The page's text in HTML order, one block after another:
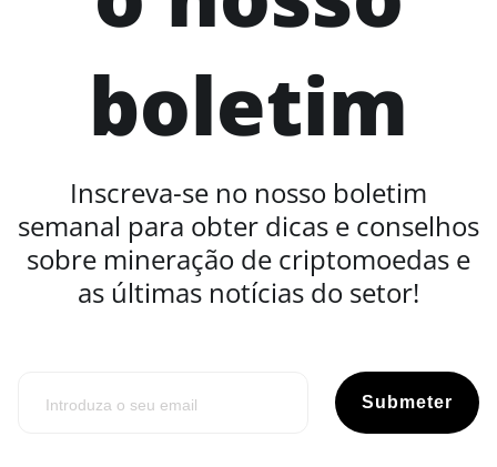
boletim
Inscreva-se no nosso boletim
semanal para obter dicas e conselhos
sobre mineração de criptomoedas e
as últimas notícias do setor!
Submeter